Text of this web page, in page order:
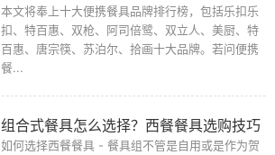
本文将奉上十大便携餐具品牌排行榜，包括乐扣乐
扣、特百惠、双枪、阿司倍鹭、双立人、美厨、特
百惠、唐宗筷、苏泊尔、拾画十大品牌。若问便携
餐...
组合式餐具怎么选择？西餐餐具选购技巧
如何选择西餐餐具 - 餐具组不管是自用或是作为贺